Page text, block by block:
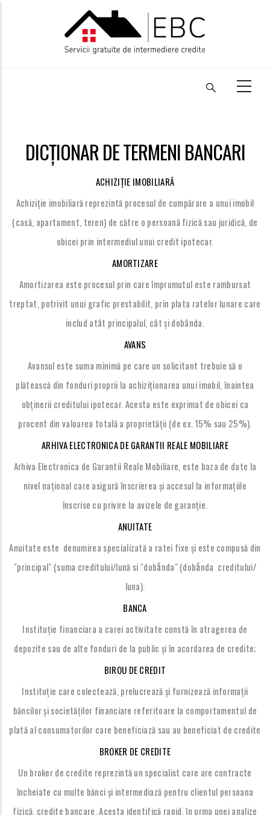
DICȚIONAR DE TERMENI BANCARI
ACHIZIȚIE IMOBILIARĂ
Achiziție imobiliară reprezintă procesul de cumpărare a unui imobil
(casă, apartament, teren) de către o persoană fizică sau juridică, de
obicei prin intermediul unui credit ipotecar.
AMORTIZARE
Amortizarea este procesul prin care împrumutul este rambursat
treptat, potrivit unui grafic prestabilit, prin plata ratelor lunare care
includ atât principalul, cât și dobânda.
AVANS
Avansul este suma minimă pe care un solicitant trebuie să o
plătească din fonduri proprii la achiziționarea unui imobil, înaintea
obținerii creditului ipotecar. Acesta este exprimat de obicei ca
procent din valoarea totală a proprietății (de ex. 15% sau 25%).
ARHIVA ELECTRONICA DE GARANTII REALE MOBILIARE
Arhiva Electronica de Garantii Reale Mobiliare, este baza de date la
nivel național care asigură înscrierea și accesul la informațiile
înscrise cu privire la avizele de garanție.
ANUITATE
Anuitate este denumirea specializată a ratei fixe și este compusă din
"principal" (suma creditului/lună si "dobânda" (dobânda creditului/
luna).
BANCA
Instituție financiara a carei activitate constă în atragerea de
depozite sau de alte fonduri de la public și în acordarea de credite;
BIROU DE CREDIT
Instituție care colectează, prelucrează și furnizează informații
băncilor și societăților financiare referitoare la comportamentul de
plată al consumatorilor care beneficiază sau au beneficiat de credite
BROKER DE CREDITE
Un broker de credite reprezintă un specialist care are contracte
încheiate cu multe bănci și intermediază pentru clientul persoana
fizică, credite bancare. Acesta identifică rapid, în urma unei analize